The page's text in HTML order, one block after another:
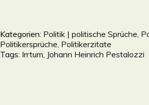
Kategorien: Politik | politische Sprüche,
Politikersprüche, Politikerzitate
Tags: Irrtum Johann Heinrich Pestalozzi